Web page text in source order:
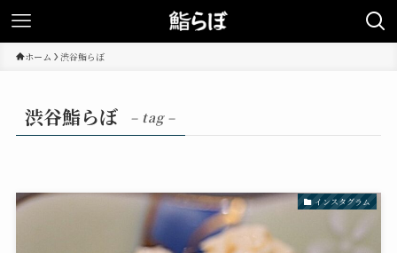
ホーム 渋谷鮨らぼ
渋谷鮨らぼ – tag –
インスタグラム